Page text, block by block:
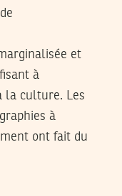
et
à
la culture. Les
à
ont fait du